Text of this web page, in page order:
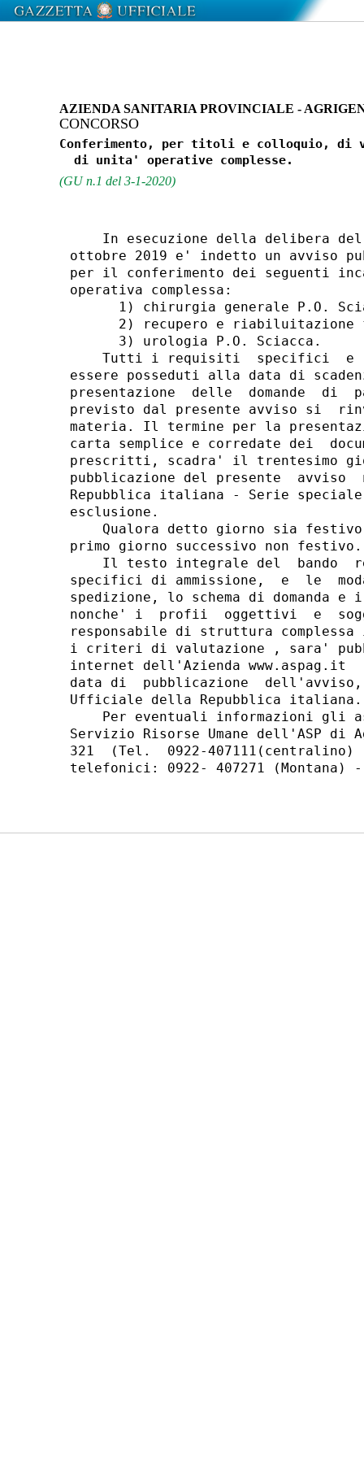
AZIENDA SANITARIA PROVINCIALE -
CONCORSO
Conferimento, per titoli e colloquio, di
(GU n.1 del 3-1-2020)
In esecuzione della delibera
ottobre 2019 e' indetto un
per il conferimento dei seguenti
operativa complessa:
1) chirurgia generale P.O.
2) recupero e
      3) urologia P.O. Sciacca.
Tutti i requisiti  specifici  e
essere posseduti alla data di
presentazione  delle  domande  di
previsto dal presente avviso si
materia. Il termine per la
carta semplice e corredate dei
prescritti, scadra' il trentesimo
pubblicazione del presente
Repubblica italiana - Serie
esclusione.
Qualora detto giorno sia
primo giorno successivo non
Il testo integrale del  bando
specifici di ammissione,  e  le
spedizione, lo schema di
nonche' i  profii  oggettivi  e
responsabile di struttura
i criteri di valutazione , sara'
internet dell'Azienda www.aspag.it
data di  pubblicazione
Ufficiale della Repubblica
Per eventuali informazioni gli
Servizio Risorse Umane dell'ASP
321  (Tel.  0922-
telefonici: 0922- 407271 (Montana)